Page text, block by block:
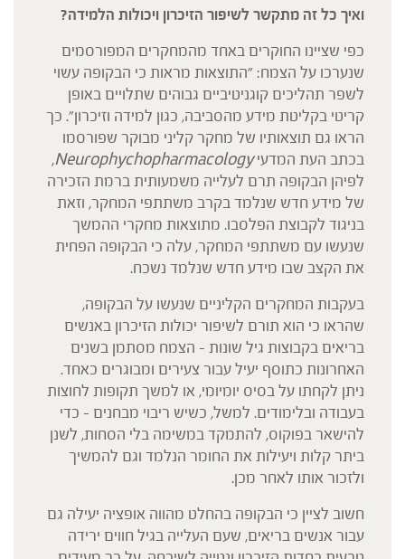
ואיך כל זה מתקשר לשיפור הזיכרון ויכולות הלמידה?
כפי שציינו החוקרים באחד מהמחקרים המפורסמים
שנערכו על הצמח: "התוצאות מראות כי הבקופה עשוי
לשפר תהליכים קוגניטיביים גבוהים שתלויים באופן
קריטי בקליטת מידע מהסביבה, כגון למידה וזיכרון". כך
הראו גם תוצאותיו של מחקר קליני מבוקר שפורסמו
בכתב העת המדעיNeurophychopharmacology
,
לפיהן הבקופה תרם לעלייה משמעותית ברמת הזכירה
של מידע חדש שנלמד בקרב משתתפי המחקר, וזאת
בניגוד לקבוצת הפלסבו. מתוצאות מחקרי ההמשך
שנעשו עם משתתפי המחקר, עלה כי הבקופה הפחית
את הקצב שבו מידע חדש שנלמד נשכח.
בעקבות המחקרים הקליניים שנעשו על הבקופה,
שהראו כי הוא תורם לשיפור יכולות הזיכרון באנשים
בריאים בקבוצות גיל שונות – הצמח מסתמן בשנים
האחרונות כתוסף יעיל עבור צעירים ומבוגרים כאחד.
ניתן לקחתו על בסיס יומיומי, או למשך תקופות לחוצות
בעבודה ובלימודים. למשל, כשיש ריבוי מבחנים – כדי
להישאר בפוקוס, להתמקד במשימה בלי הסחות, לשנן
ביתר קלות ויעילות את החומר הנלמד וגם להמשיך
ולזכור אותו לאחר מכן.
חשוב לציין כי הבקופה בהחלט מהווה אופציה יעילה גם
עבור אנשים בריאים, שעם העלייה בגיל חווים ירידה